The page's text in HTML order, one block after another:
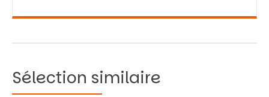
Sélection similaire